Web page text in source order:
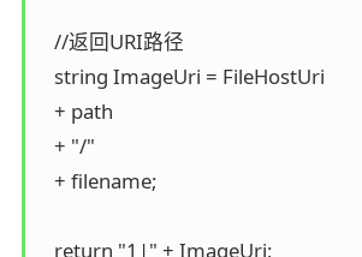
   //返回URI路径
   string ImageUri = FileHostUri
   + path
   + "/"
   + filename;
   return "1|" + ImageUri;